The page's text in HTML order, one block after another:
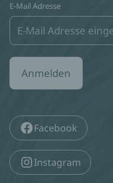
E-Mail Adresse
Anmelden
Facebook
Instagram